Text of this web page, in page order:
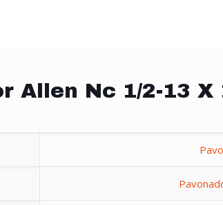
Allen Nc 1/2-13 X